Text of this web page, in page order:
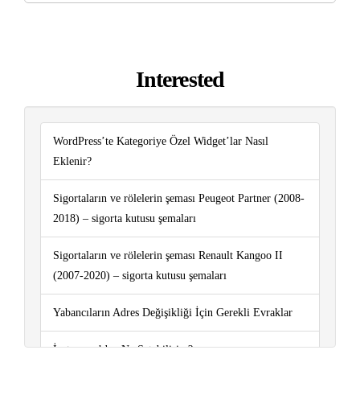
Interested
WordPress’te Kategoriye Özel Widget’lar Nasıl
Eklenir?
Sigortaların ve rölelerin şeması Peugeot Partner (2008-
2018) – sigorta kutusu şemaları
Sigortaların ve rölelerin şeması Renault Kangoo II
(2007-2020) – sigorta kutusu şemaları
Yabancıların Adres Değişikliği İçin Gerekli Evraklar
İnstagram’dan Ne Satabilirim?